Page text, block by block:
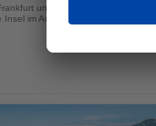
und das Kandy Esala
im August besonders attraktiv